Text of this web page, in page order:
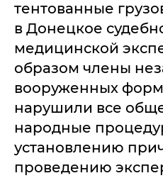
тентованные
в Донецкое
медицинской
образом члены
вооруженных
нарушили все
народные
установлению
проведению